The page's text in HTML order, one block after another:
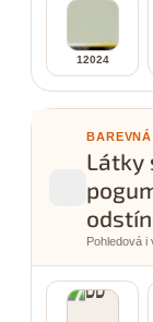
12024
Látky
Pohledová i